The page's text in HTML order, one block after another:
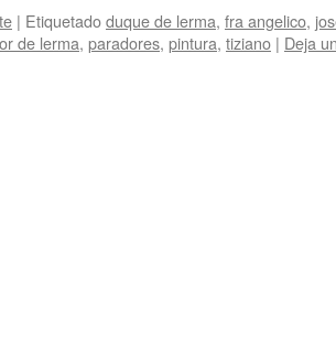
| Etiquetadoduque de lerma, fra angelico,
de lerma, paradores, pintura, tiziano | Deja